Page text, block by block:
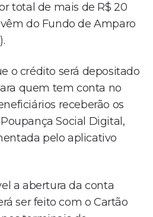
total de mais de R$ 20
do Fundo de Amparo
o crédito será depositado
quem tem conta no
receberão os
Social Digital,
pelo aplicativo
a abertura da conta
ser feito com o Cartão